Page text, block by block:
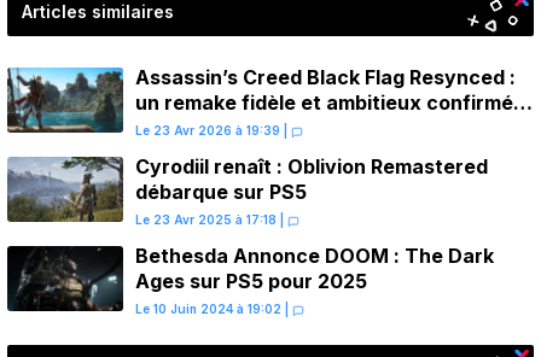
Articles similaires
Assassin’s Creed Black Flag Resynced :
un remake fidèle et ambitieux confirmé
pour juillet sur PS5
Le 23 Avr 2026 à 19:39
Cyrodiil renaît : Oblivion Remastered
débarque sur PS5
Le 23 Avr 2025 à 17:18
Bethesda Annonce DOOM : The Dark
Ages sur PS5 pour 2025
Le 10 Juin 2024 à 19:02